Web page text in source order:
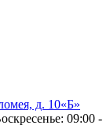
д. 10«Б»
09:00 -